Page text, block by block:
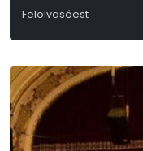
Felolvasóest